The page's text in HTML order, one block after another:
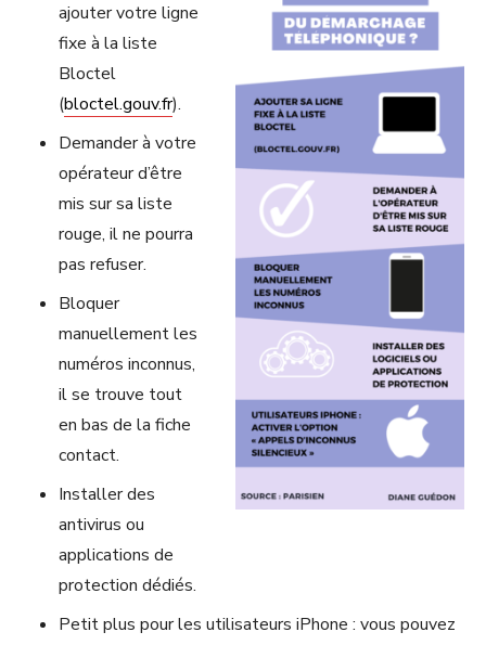
ajouter votre ligne
fixe à la liste
Bloctel
(bloctel.gouv.fr).
Demander à votre
opérateur d’être
mis sur sa liste
rouge, il ne pourra
pas refuser.
Bloquer
manuellement les
numéros inconnus,
il se trouve tout
en bas de la fiche
contact.
Installer des
antivirus ou
applications de
protection dédiés.
Petit plus pour les utilisateurs iPhone : vous pouvez